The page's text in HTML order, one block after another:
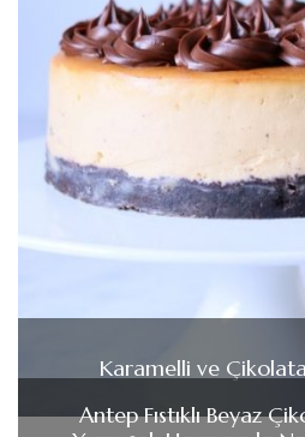
Karamelli ve
Antep Fıstıklı Beyaz